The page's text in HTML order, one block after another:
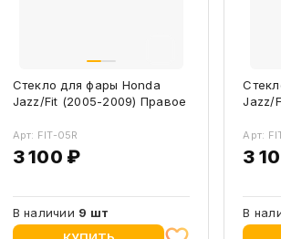
Стекло для фары Honda
Jazz/Fit (2005-2009) Правое
Арт: FIT-05R
3 100 ₽
В наличии 9 шт
Jazz/
Арт:
3
В